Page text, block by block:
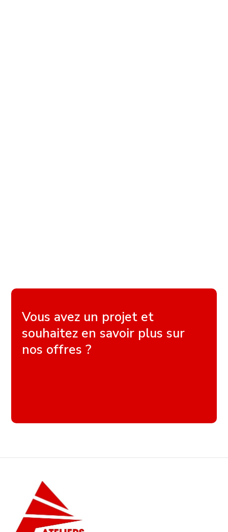
Vous avez un projet et
souhaitez en savoir plus sur
nos offres ?